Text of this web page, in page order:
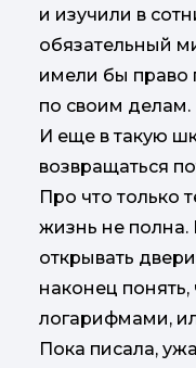
и изучили в
обязательный
имели бы право
по своим делам.
И еще в такую
возвращаться
Про что только
жизнь не
открывать
наконец понять,
логарифмами,
Пока писала,